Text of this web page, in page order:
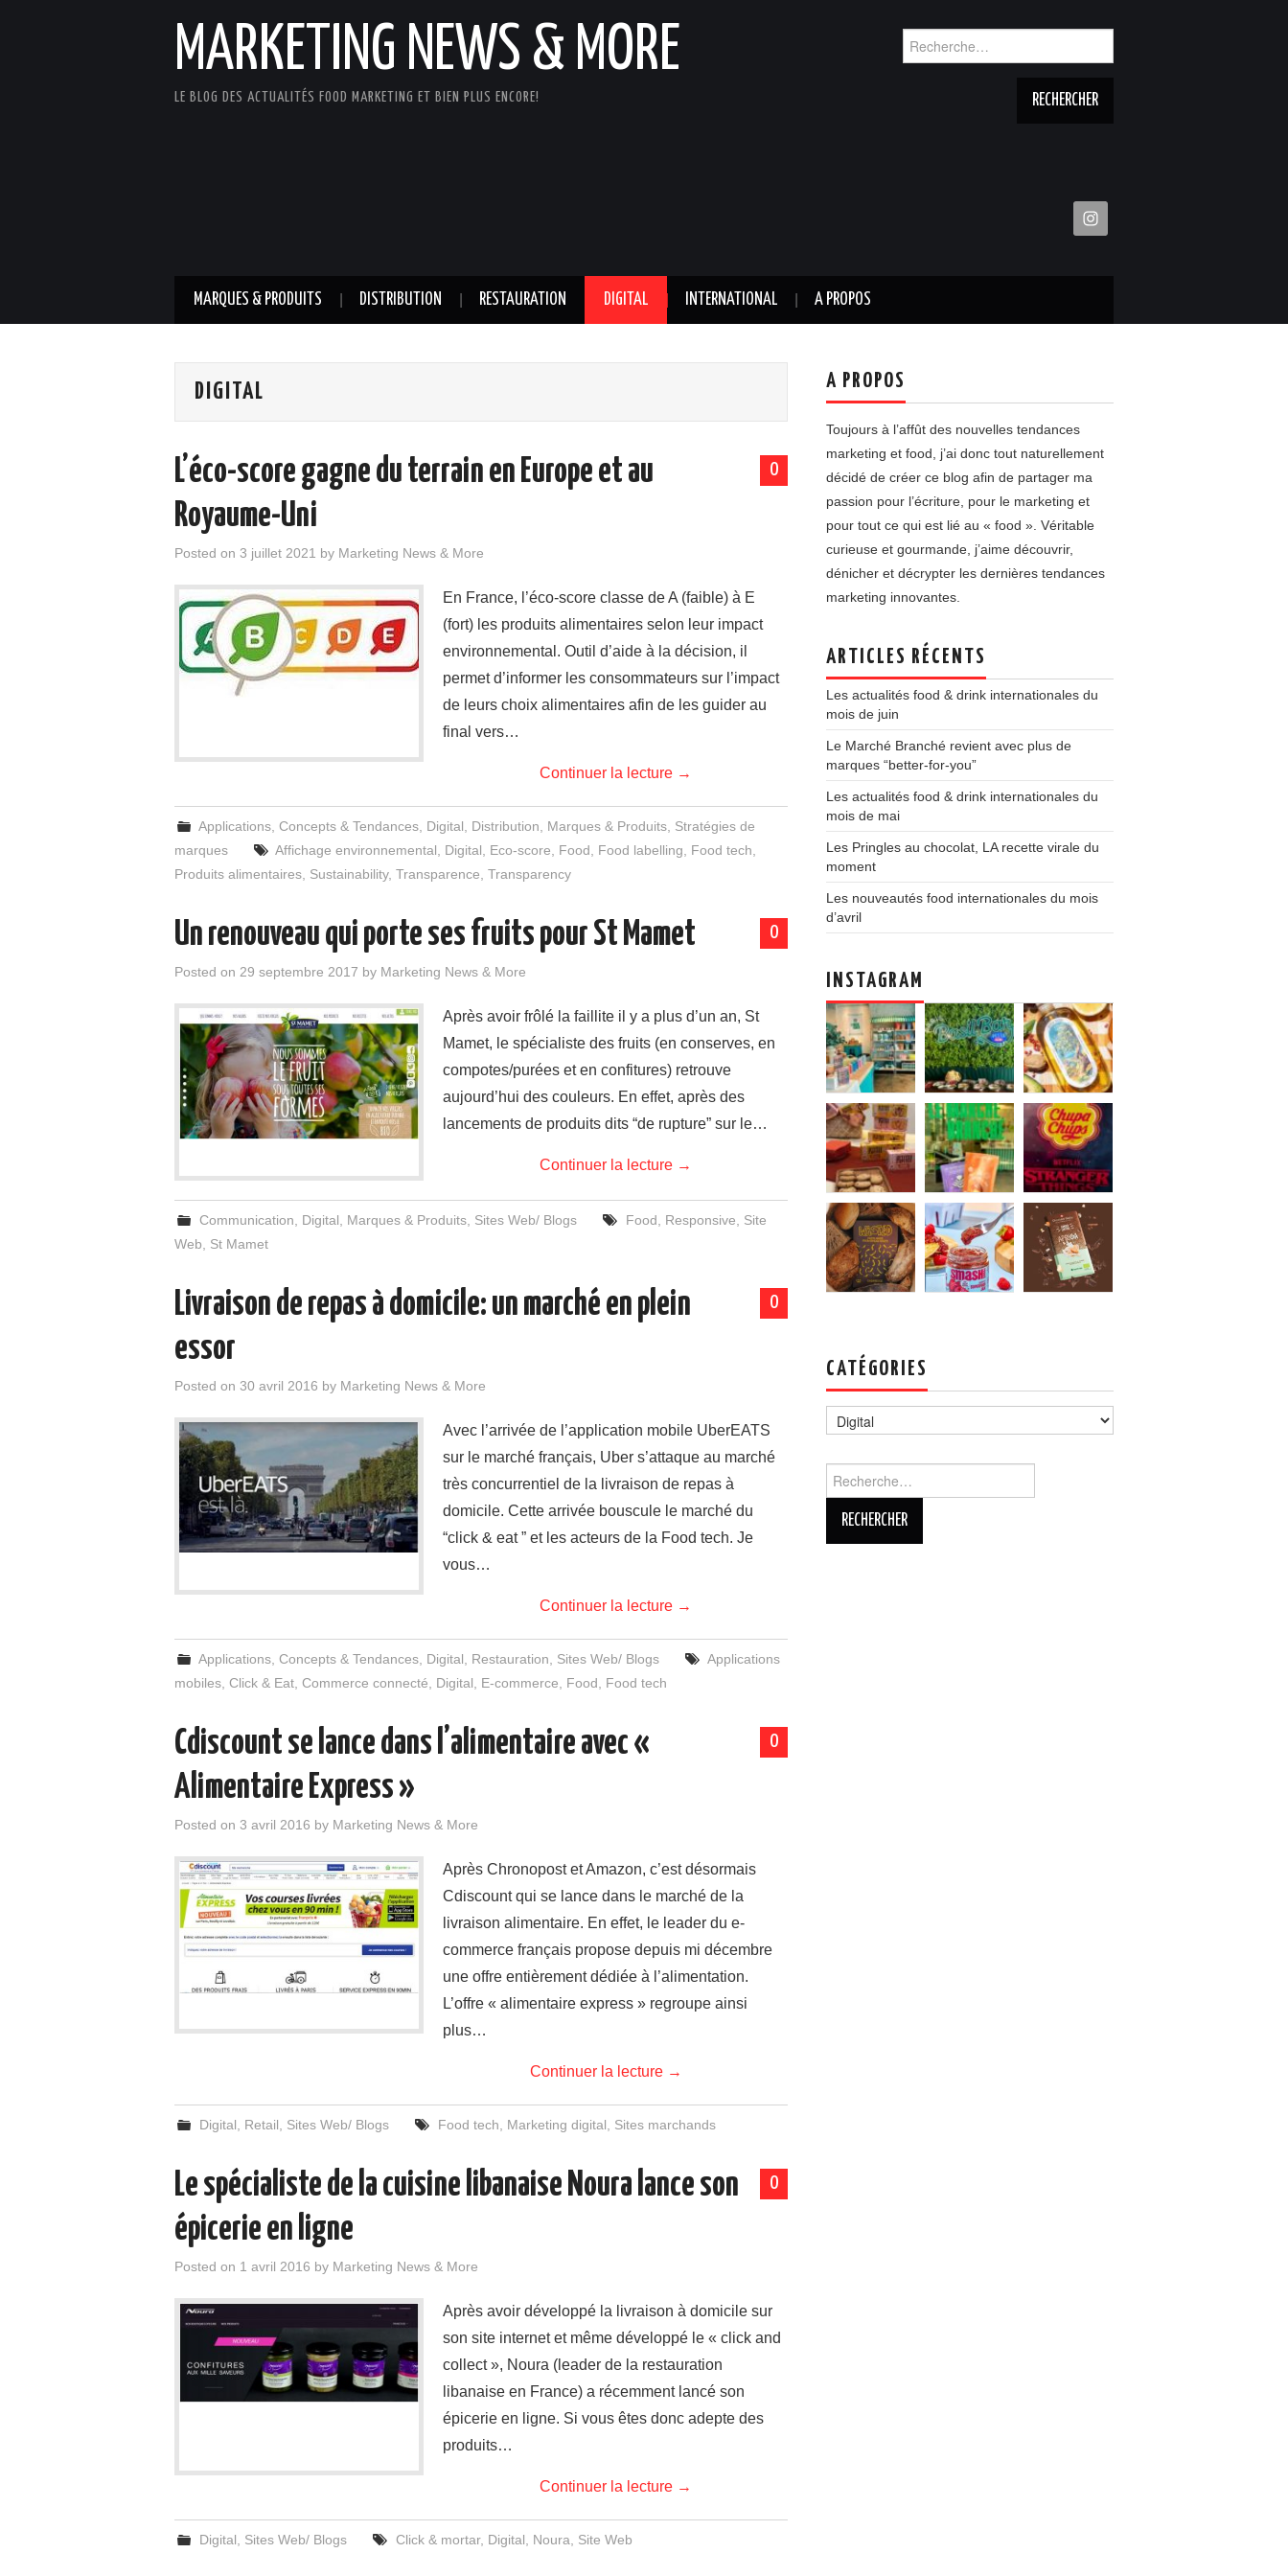
MARKETING NEWS & MORE
LE BLOG DES ACTUALITÉS FOOD MARKETING ET BIEN PLUS ENCORE!
MARQUES & PRODUITS DISTRIBUTION RESTAURATION DIGITAL INTERNATIONAL A PROPOS
DIGITAL
0
L’éco-score gagne du terrain en Europe et au
Royaume-Uni
Posted on 3 juillet 2021 by Marketing News & More
En France, l’éco-score classe de A (faible) à E
(fort) les produits alimentaires selon leur impact
environnemental. Outil d’aide à la décision, il
permet d’informer les consommateurs sur l’impact
de leurs choix alimentaires afin de les guider au
final vers…
Continuer la lecture →
Applications ,Concepts & Tendances Digital Distribution Marques & Produits Stratégies de
marques
Affichage environnemental Digital Eco-score Food Food labelling Food tech
Produits alimentaires Sustainability, Transparence Transparency
0
Un renouveau qui porte ses fruits pour St Mamet
Posted on 29 septembre 2017 by Marketing News & More
Après avoir frôlé la faillite il y a plus d’un an, St
Mamet, le spécialiste des fruits (en conserves, en
compotes/purées et en confitures) retrouve
aujourd’hui des couleurs. En effet, après des
lancements de produits dits “de rupture” sur le…
Continuer la lecture →
Communication Digital Marques & Produits Sites Web/ Blogs Food Responsive
Site
Web
St Mamet
0
Livraison de repas à domicile: un marché en plein
essor
Posted on 30 avril 2016 by Marketing News & More
Avec l’arrivée de l’application mobile UberEATS
sur le marché français, Uber s’attaque au marché
très concurrentiel de la livraison de repas à
domicile. Cette arrivée bouscule le marché du
“click & eat ” et les acteurs de la Food tech. Je
vous…
Continuer la lecture →
Applications ,Concepts & Tendances Digital Restauration Sites Web/ Blogs
Applications
mobiles Click & Eat Commerce connecté Digital E-commerce Food Food tech
0
Cdiscount se lance dans l’alimentaire avec «
Alimentaire Express »
Posted on 3 avril 2016 by Marketing News & More
Après Chronopost et Amazon, c’est désormais
Cdiscount qui se lance dans le marché de la
livraison alimentaire. En effet, le leader du e-
commerce français propose depuis mi décembre
une offre entièrement dédiée à l’alimentation.
L’offre « alimentaire express » regroupe ainsi
plus…
Continuer la lecture →
Digital Retail Sites Web/ Blogs Food tech Marketing digital Sites marchands
0
Le spécialiste de la cuisine libanaise Noura lance son
épicerie en ligne
Posted on 1 avril 2016 by Marketing News & More
Après avoir développé la livraison à domicile sur
son site internet et même développé le « click and
collect », Noura (leader de la restauration
libanaise en France) a récemment lancé son
épicerie en ligne. Si vous êtes donc adepte des
produits…
Continuer la lecture →
Digital Sites Web/ Blogs Click & mortar, Digital Noura Site Web
A PROPOS
Toujours à l’affût des nouvelles tendances
marketing et food, j’ai donc tout naturellement
décidé de créer ce blog afin de partager ma
passion pour l’écriture, pour le marketing et
pour tout ce qui est lié au « food ». Véritable
curieuse et gourmande, j’aime découvrir,
dénicher et décrypter les dernières tendances
marketing innovantes.
ARTICLES RÉCENTS
Les actualités food & drink internationales du
mois de juin
Le Marché Branché revient avec plus de
marques “better-for-you”
Les actualités food & drink internationales du
mois de mai
Les Pringles au chocolat, LA recette virale du
moment
Les nouveautés food internationales du mois
d’avril
INSTAGRAM
CATÉGORIES